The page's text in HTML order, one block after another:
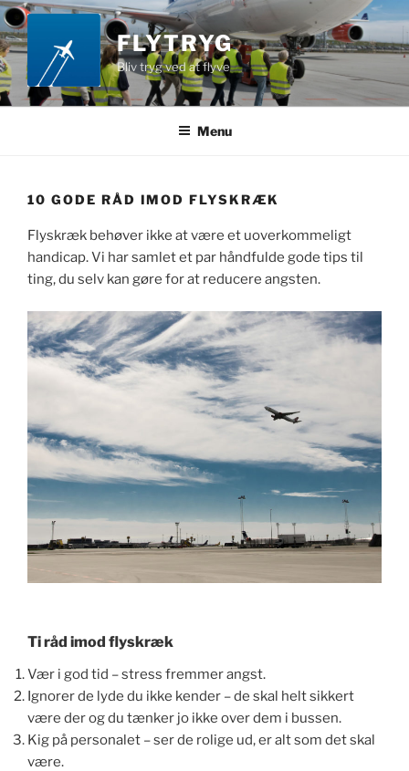
Videre
til
indhold
FLYTRYG
Bliv tryg ved at flyve
Menu
10 GODE RÅD IMOD FLYSKRÆK
Flyskræk behøver ikke at være et uoverkommeligt
handicap. Vi har samlet et par håndfulde gode tips til
ting, du selv kan gøre for at reducere angsten.
Ti råd imod flyskræk
Vær i god tid – stress fremmer angst.
Ignorer de lyde du ikke kender – de skal helt sikkert
være der og du tænker jo ikke over dem i bussen.
Kig på personalet – ser de rolige ud, er alt som det skal
være.